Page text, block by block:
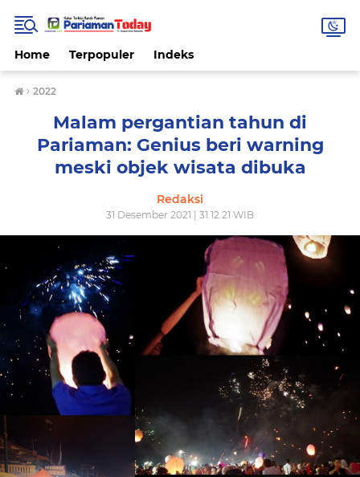
Home Terpopuler Indeks
› 2022
Malam pergantian tahun di
Pariaman: Genius beri warning
meski objek wisata dibuka
Redaksi
31 Desember 2021 | 31.12.21 WIB